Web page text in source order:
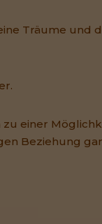
Träume und
zu einer
Beziehung